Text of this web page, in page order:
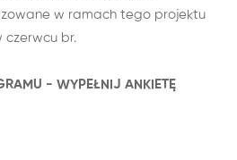
w ramach tego projektu
czerwcu br.
- WYPEŁNIJ ANKIETĘ